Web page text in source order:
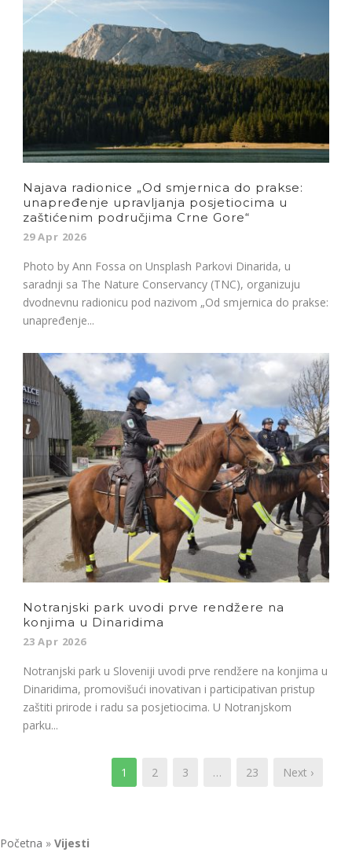
Najava radionice „Od smjernica do prakse:
unapređenje upravljanja posjetiocima u
zaštićenim područjima Crne Gore“
29 Apr 2026
Photo by Ann Fossa on Unsplash Parkovi Dinarida, u
saradnji sa The Nature Conservancy (TNC), organizuju
dvodnevnu radionicu pod nazivom „Od smjernica do prakse:
unapređenje...
Notranjski park uvodi prve rendžere na
konjima u Dinaridima
23 Apr 2026
Notranjski park u Sloveniji uvodi prve rendžere na konjima u
Dinaridima, promovišući inovativan i participativan pristup
zaštiti prirode i radu sa posjetiocima. U Notranjskom
parku...
1 2 3 … 23 Next ›
Početna » Vijesti